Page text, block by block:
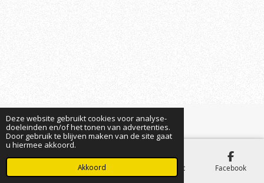
Deze website gebruikt cookies voor analyse-
doeleinden en/of het tonen van advertenties.
Door gebruik te blijven maken van de site gaat
u hiermee akkoord.
Akkoord
© 2023 Hondenschool Cerberos Geetbets
Telefoonnummer Kaart Facebook